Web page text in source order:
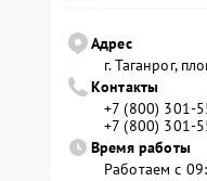
Адрес
г. Таганрог,
Контакты
+7 (800) 301-
+7 (800) 301-
Время работы
Работаем с